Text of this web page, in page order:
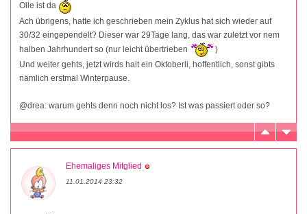
Olle ist da
Ach übrigens, hatte ich geschrieben mein Zyklus hat sich wieder auf
30/32 eingependelt? Dieser war 29Tage lang, das war zuletzt vor nem
halben Jahrhundert so (nur leicht übertrieben
)
Und weiter gehts, jetzt wirds halt ein Oktoberli, hoffentlich, sonst gibts
nämlich erstmal Winterpause.
@drea: warum gehts denn noch nicht los? Ist was passiert oder so?
Ehemaliges Mitglied
11.01.2014 23:32